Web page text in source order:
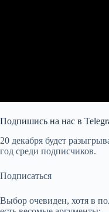
Подпишись на наc в
20 декабря будет
год среди подписчиков.
Подписаться
Выбор очевиден, хотя в